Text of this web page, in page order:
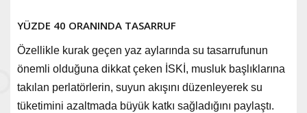
YÜZDE 40 ORANINDA TASARRUF
Özellikle kurak geçen yaz aylarında su tasarrufunun
önemli olduğuna dikkat çeken İSKİ, musluk başlıklarına
takılan perlatörlerin, suyun akışını düzenleyerek su
tüketimini azaltmada büyük katkı sağladığını paylaştı.